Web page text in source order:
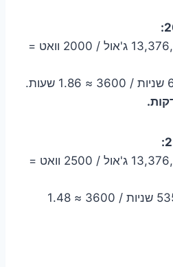
זמן בשניות = 13,376,000 ג'אול / 2000 וואט =
זמן בשניות = 13,376,000 ג'אול / 2500 וואט =
זמן בשעות = 5350.4 שניות / 3600 ≈ 1.48